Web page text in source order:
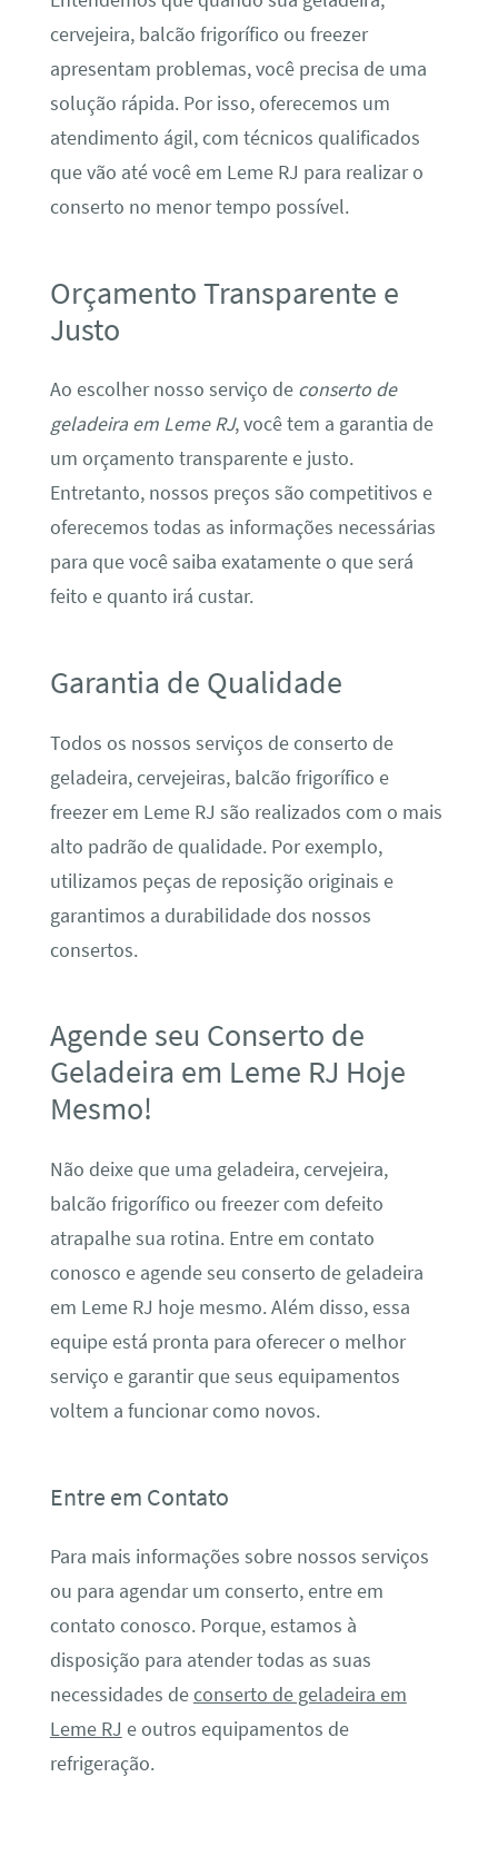
cervejeira, balcão frigorífico ou freezer
apresentam problemas, você precisa de uma
solução rápida. Por isso, oferecemos um
atendimento ágil, com técnicos qualificados
que vão até você em Leme RJ para realizar o
conserto no menor tempo possível.
Orçamento Transparente e
Justo
Ao escolher nosso serviço de conserto de
geladeira em Leme RJ, você tem a garantia de
um orçamento transparente e justo.
Entretanto, nossos preços são competitivos e
oferecemos todas as informações necessárias
para que você saiba exatamente o que será
feito e quanto irá custar.
Garantia de Qualidade
Todos os nossos serviços de conserto de
geladeira, cervejeiras, balcão frigorífico e
freezer em Leme RJ são realizados com o mais
alto padrão de qualidade. Por exemplo,
utilizamos peças de reposição originais e
garantimos a durabilidade dos nossos
consertos.
Agende seu Conserto de
Geladeira em Leme RJ Hoje
Mesmo!
Não deixe que uma geladeira, cervejeira,
balcão frigorífico ou freezer com defeito
atrapalhe sua rotina. Entre em contato
conosco e agende seu conserto de geladeira
em Leme RJ hoje mesmo. Além disso, essa
equipe está pronta para oferecer o melhor
serviço e garantir que seus equipamentos
voltem a funcionar como novos.
Entre em Contato
Para mais informações sobre nossos serviços
ou para agendar um conserto, entre em
contato conosco. Porque, estamos à
disposição para atender todas as suas
necessidades deconserto de geladeira em
Leme RJ e outros equipamentos de
refrigeração.